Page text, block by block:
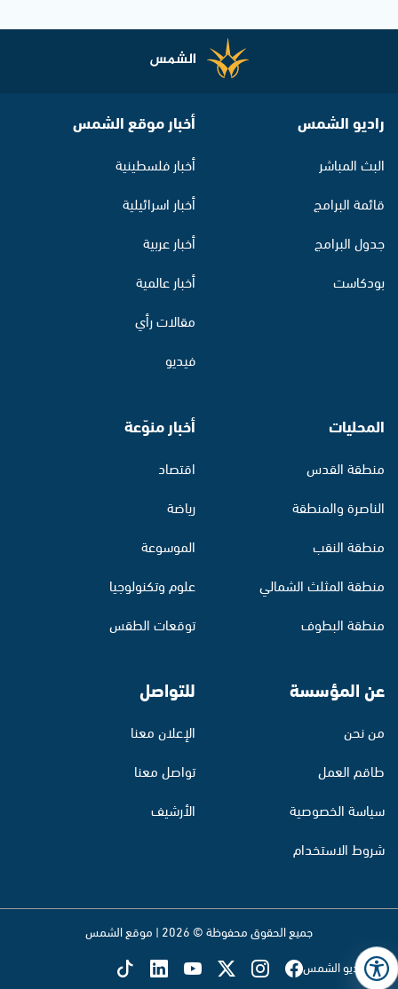
راديو الشمس
البث المباشر
قائمة البرامج
جدول البرامج
بودكاست
أخبار موقع الشمس
أخبار فلسطينية
أخبار اسرائيلية
أخبار عربية
أخبار عالمية
مقالات رأي
فيديو
المحليات
منطقة القدس
الناصرة والمنطقة
منطقة النقب
منطقة المثلث الشمالي
منطقة البطوف
أخبار منوّعة
اقتصاد
رياضة
الموسوعة
علوم وتكنولوجيا
توقعات الطقس
عن المؤسسة
من نحن
طاقم العمل
سياسة الخصوصية
شروط الاستخدام
للتواصل
الإعلان معنا
تواصل معنا
الأرشيف
جميع الحقوق محفوظة © 2026 | موقع الشمس
تابع راديو الشمس